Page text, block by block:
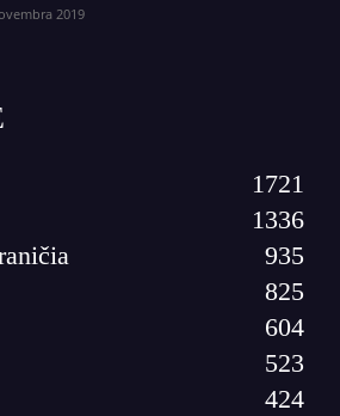
2019
1721
1336
935
825
604
523
424